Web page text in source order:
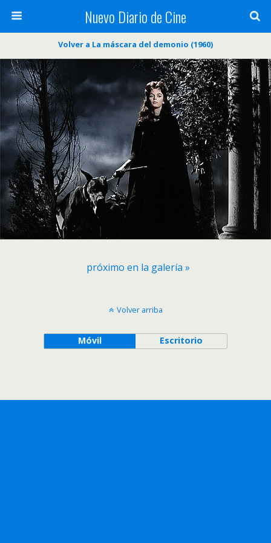
Nuevo Diario de Cine
Volver a La máscara del demonio (1960)
próximo en la galería »
Volver arriba
Móvil Escritorio